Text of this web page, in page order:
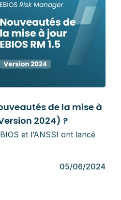
de la mise à
2024) ?
et l’ANSSI ont lancé
05/06/2024